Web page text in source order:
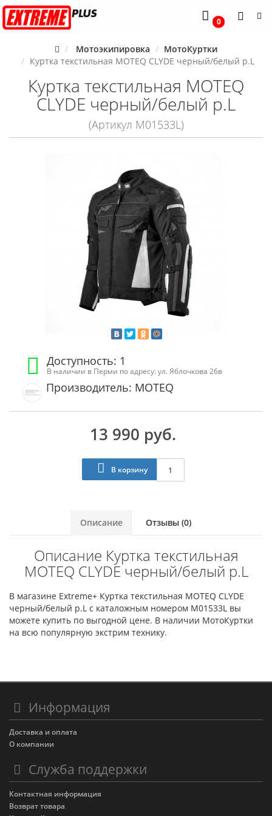
0
Мотоэкипировка
МотоКуртки
Куртка текстильная MOTEQ CLYDE черный/белый р.L
Куртка текстильная MOTEQ
CLYDE черный/белый р.L
(Артикул M01533L)
Доступность: 1
В наличии в Перми по адресу: ул. Яблочкова 26в
Производитель: MOTEQ
13 990 руб.
В корзину
Описание Отзывы (0)
Описание Куртка текстильная
MOTEQ CLYDE черный/белый р.L
В магазине Extreme+ Куртка текстильная MOTEQ CLYDE
черный/белый р.L с каталожным номером M01533L вы
можете купить по выгодной цене. В наличии МотоКуртки
на всю популярную экстрим технику.
Информация
Доставка и оплата
О компании
Служба поддержки
Контактная информация
Возврат товара